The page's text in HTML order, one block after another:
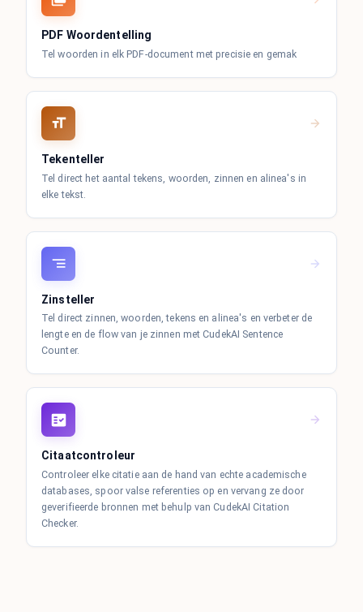
PDF Woordentelling
Tel woorden in elk PDF-document met precisie en gemak
Tekenteller
Tel direct het aantal tekens, woorden, zinnen en alinea's in
elke tekst.
Zinsteller
Tel direct zinnen, woorden, tekens en alinea's en verbeter de
lengte en de flow van je zinnen met CudekAI Sentence
Counter.
Citaatcontroleur
Controleer elke citatie aan de hand van echte academische
databases, spoor valse referenties op en vervang ze door
geverifieerde bronnen met behulp van CudekAI Citation
Checker.